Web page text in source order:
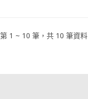
第 1 ~ 10 筆，共 10 筆資料